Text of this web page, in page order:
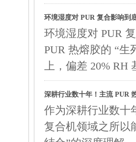
环境湿度对 PUR 复合影响到
环境湿度对 PUR
PUR 热熔胶的 “生
上，偏差 20% RH
深耕行业数十年！主流 PUR
作为深耕行业数十
复合机领域之所以